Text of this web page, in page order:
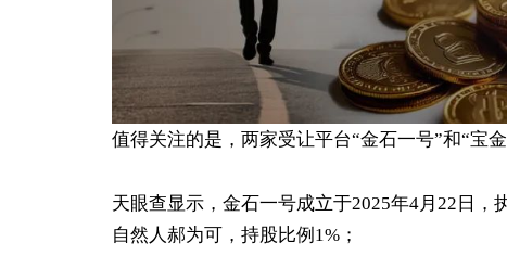
值得关注的是，两家受让平台“金石一号”和“宝
天眼查显示，金石一号成立于2025年4月22日
自然人郝为可，持股比例1%；